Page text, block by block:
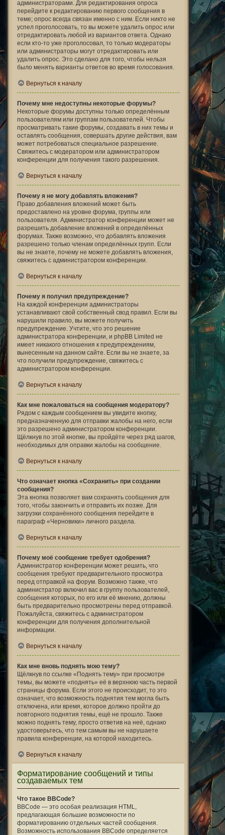
администраторами. Для редактирования опроса
перейдите к редактированию первого сообщения в
теме; опрос всегда связан именно с ним. Если никто не
успел проголосовать, то вы можете удалить опрос или
отредактировать любой из вариантов ответа. Однако
если кто-то уже проголосовал, то только модераторы
или администраторы могут отредактировать или
удалить опрос. Это сделано для того, чтобы нельзя
было менять варианты ответов во время голосования.
Вернуться к началу
Почему мне недоступны некоторые форумы?
Некоторые форумы доступны только определённым
пользователям или группам пользователей. Чтобы
просматривать такие форумы, создавать в них темы и
оставлять сообщения, совершать другие действия, вам
может потребоваться специальное разрешение.
Свяжитесь с модератором или администратором
конференции для получения такого разрешения.
Вернуться к началу
Почему я не могу добавлять вложения?
Право добавления вложений может быть
предоставлено на уровне форума, группы или
пользователя. Администратор конференции может не
разрешить добавление вложений в определённых
форумах. Также возможно, что добавлять вложения
разрешено только членам определённых групп. Если
вы не знаете, почему не можете добавлять вложения,
свяжитесь с администратором конференции.
Вернуться к началу
Почему я получил предупреждение?
На каждой конференции администраторы
устанавливают свой собственный свод правил. Если вы
нарушили правило, вы можете получить
предупреждение. Учтите, что это решение
администратора конференции, и phpBB Limited не
имеет никакого отношения к предупреждениям,
вынесенным на данном сайте. Если вы не знаете, за
что получили предупреждение, свяжитесь с
администратором конференции.
Вернуться к началу
Как мне пожаловаться на сообщения модератору?
Рядом с каждым сообщением вы увидите кнопку,
предназначенную для отправки жалобы на него, если
это разрешено администратором конференции.
Щёлкнув по этой кнопке, вы пройдёте через ряд шагов,
необходимых для оправки жалобы на сообщение.
Вернуться к началу
Что означает кнопка «Сохранить» при создании
сообщения?
Эта кнопка позволяет вам сохранять сообщения для
того, чтобы закончить и отправить их позже. Для
загрузки сохранённого сообщения перейдите в
параграф «Черновики» личного раздела.
Вернуться к началу
Почему моё сообщение требует одобрения?
Администратор конференции может решить, что
сообщения требуют предварительного просмотра
перед отправкой на форум. Возможно также, что
администратор включил вас в группу пользователей,
сообщения которых, по его или её мнению, должны
быть предварительно просмотрены перед отправкой.
Пожалуйста, свяжитесь с администратором
конференции для получения дополнительной
информации.
Вернуться к началу
Как мне вновь поднять мою тему?
Щёлкнув по ссылке «Поднять тему» при просмотре
темы, вы можете «поднять» её в верхнюю часть первой
страницы форума. Если этого не происходит, то это
означает, что возможность поднятия тем могла быть
отключена, или время, которое должно пройти до
повторного поднятия темы, ещё не прошло. Также
можно поднять тему, просто ответив на неё, однако
удостоверьтесь, что тем самым вы не нарушаете
правила конференции, на которой находитесь.
Вернуться к началу
Форматирование сообщений и типы
создаваемых тем
Что такое BBCode?
BBCode — это особая реализация HTML,
предлагающая большие возможности по
форматированию отдельных частей сообщения.
Возможность использования BBCode определяется